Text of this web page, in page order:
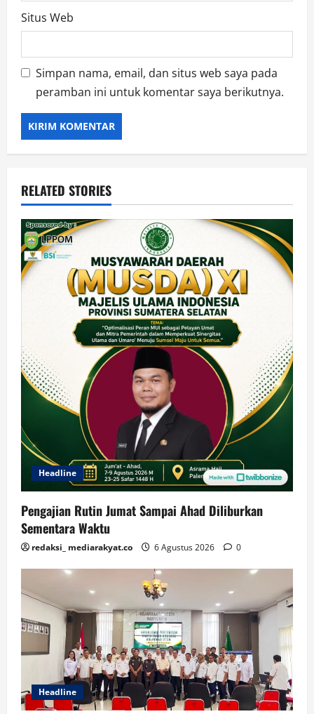
Situs Web
Simpan nama, email, dan situs web saya pada
peramban ini untuk komentar saya berikutnya.
RELATED STORIES
Headline
Pengajian Rutin Jumat Sampai Ahad Diliburkan
Sementara Waktu
redaksi_ mediarakyat.co 6 Agustus 2026 0
Headline